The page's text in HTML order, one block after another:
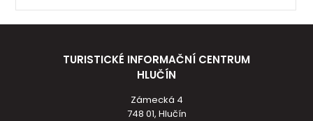
TURISTICKÉ INFORMAČNÍ CENTRUM
HLUČÍN
Zámecká 4
748 01, Hlučín